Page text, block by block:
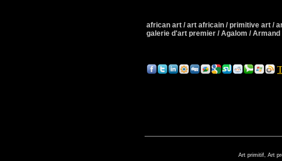
african art / art africain / primitive art /
galerie d'art premier / Agalom /
Art primitif, Art